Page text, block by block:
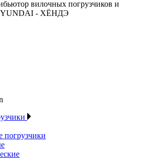
вилочных погрузчиков и
- ХЁНДЭ
погрузчики